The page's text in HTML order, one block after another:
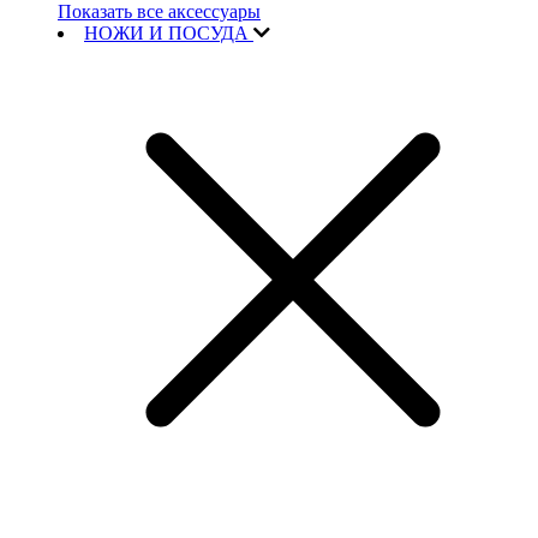
Показать все аксессуары
НОЖИ И ПОСУДА